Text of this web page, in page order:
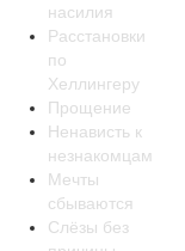
насилия
Расстановки
по
Хеллингеру
Прощение
Ненависть к
незнакомцам
Мечты
сбываются
Слёзы без